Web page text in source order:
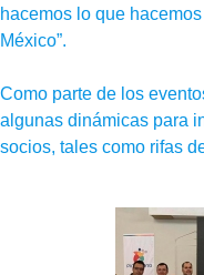
hacemos lo que
México”.
Como parte de los
algunas dinámicas para
socios, tales como rifas